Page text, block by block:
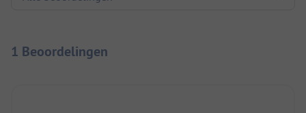
1 Beoordelingen